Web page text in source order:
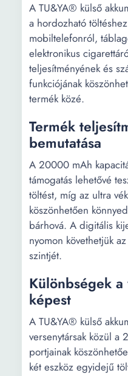
A TU&YA® külső
a hordozható
mobiltelefonról,
elektronikus
teljesítményének és
funkciójának
termék közé.
Termék
bemutatása
A 20000 mAh
támogatás lehetővé
töltést, míg az ultra
köszönhetően
bárhová. A digitális
nyomon követhetjük
szintjét.
Különbségek
képest
A TU&YA® külső
versenytársak közül a
portjainak
két eszköz egyidejű